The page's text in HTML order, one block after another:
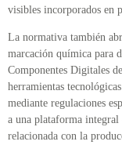
visibles incorporados en
La normativa también
marcación química para
Componentes Digitales
herramientas
mediante regulaciones
a una plataforma
relacionada con la